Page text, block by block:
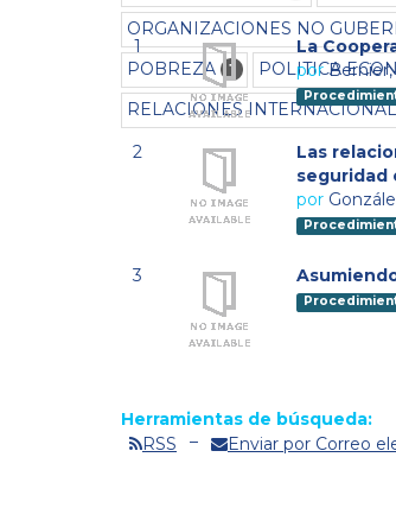
ORGANIZACIONES NO
POBREZA 1 POLITICA
RELACIONES
1
La
por
2
Las
seguridad
por
3
Herramientas de búsqueda:
RSS
Enviar por Correo